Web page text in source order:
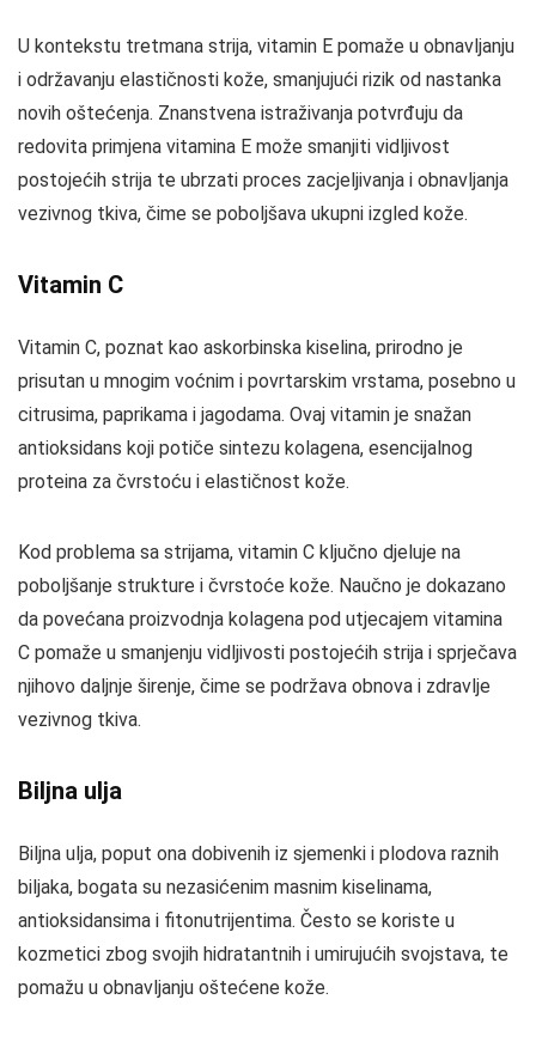
U kontekstu tretmana strija, vitamin E pomaže u obnavljanju
i održavanju elastičnosti kože, smanjujući rizik od nastanka
novih oštećenja. Znanstvena istraživanja potvrđuju da
redovita primjena vitamina E može smanjiti vidljivost
postojećih strija te ubrzati proces zacjeljivanja i obnavljanja
vezivnog tkiva, čime se poboljšava ukupni izgled kože.
Vitamin C
Vitamin C, poznat kao askorbinska kiselina, prirodno je
prisutan u mnogim voćnim i povrtarskim vrstama, posebno u
citrusima, paprikama i jagodama. Ovaj vitamin je snažan
antioksidans koji potiče sintezu kolagena, esencijalnog
proteina za čvrstoću i elastičnost kože.
Kod problema sa strijama, vitamin C ključno djeluje na
poboljšanje strukture i čvrstoće kože. Naučno je dokazano
da povećana proizvodnja kolagena pod utjecajem vitamina
C pomaže u smanjenju vidljivosti postojećih strija i sprječava
njihovo daljnje širenje, čime se podržava obnova i zdravlje
vezivnog tkiva.
Biljna ulja
Biljna ulja, poput ona dobivenih iz sjemenki i plodova raznih
biljaka, bogata su nezasićenim masnim kiselinama,
antioksidansima i fitonutrijentima. Često se koriste u
kozmetici zbog svojih hidratantnih i umirujućih svojstava, te
pomažu u obnavljanju oštećene kože.